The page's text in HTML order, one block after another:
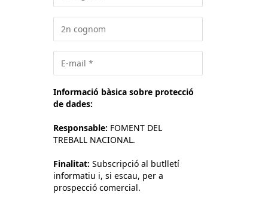
Informació bàsica sobre protecció
de dades:
Responsable: FOMENT DEL
TREBALL NACIONAL.
Finalitat: Subscripció al butlletí
informatiu i, si escau, per a
prospecció comercial.